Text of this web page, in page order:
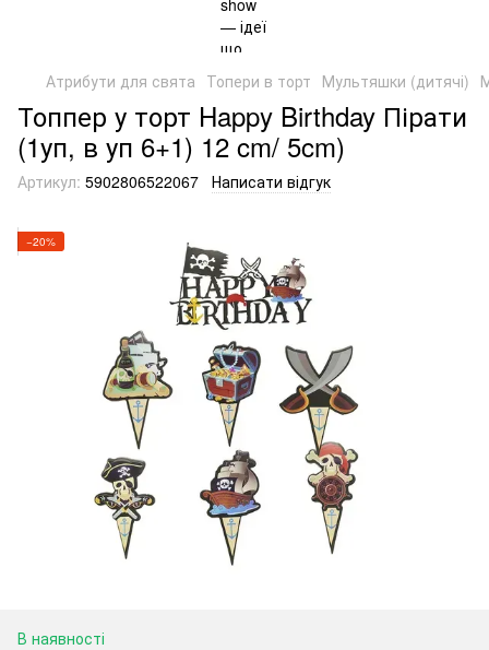
Атрибути для свята Топери в торт Мультяшки (дитячі)
Топпер у торт Happy Birthday Пірати
(1уп, в уп 6+1) 12 cm/ 5cm)
Артикул: 5902806522067 Написати відгук
−20%
В наявності